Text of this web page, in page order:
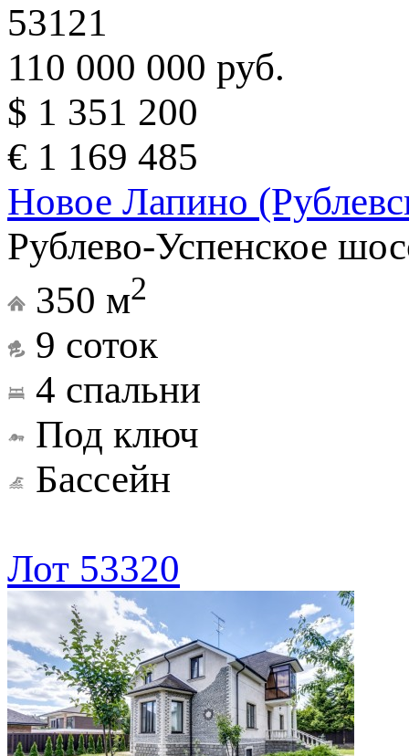
53121
110 000 000 руб.
$ 1 351 200
€ 1 169 485
Новое Лапино
Рублево-Успенское
350 м2
9 соток
4 спальни
Под ключ
Бассейн
Лот 53320